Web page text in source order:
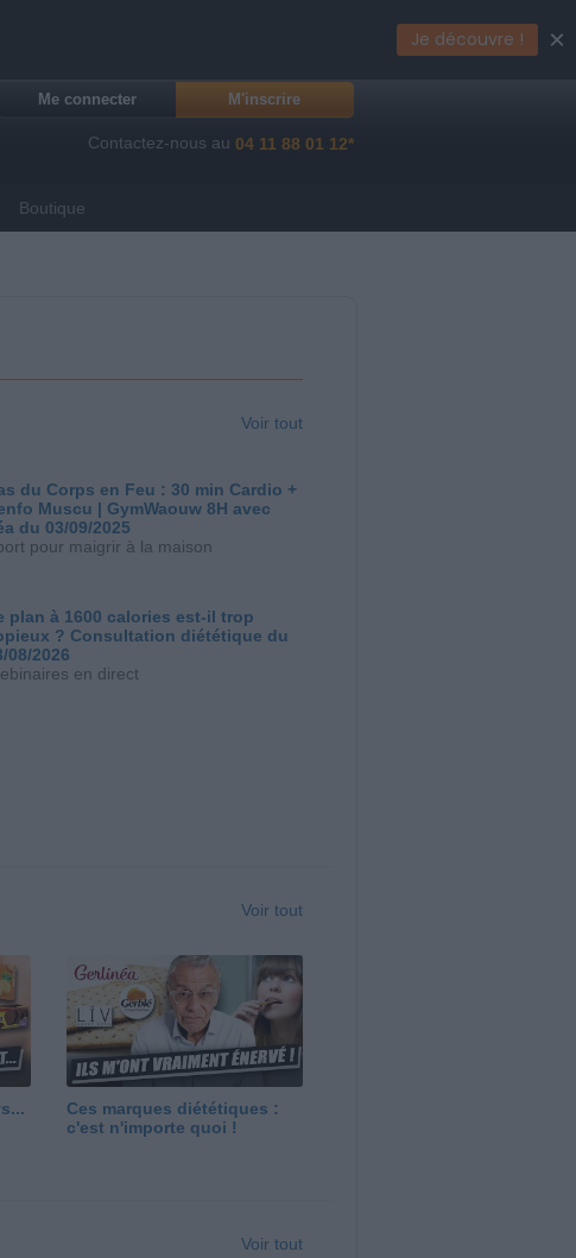
Me connecter M'inscrire
Contactez-nous au 04 11 88 01 12*
Boutique
Voir tout
du Corps en Feu : 30 min Cardio +
Muscu | GymWaouw 8H avec
du 03/09/2025
pour maigrir à la maison
plan à 1600 calories est-il trop
? Consultation diététique du
08/2026
en direct
Voir tout
Ces marques diététiques :
c'est n'importe quoi !
Voir tout
Je découvre ! ×